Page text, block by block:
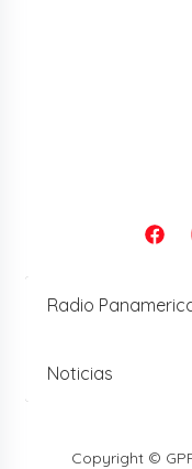
Radio
Noticias
Copyright ©